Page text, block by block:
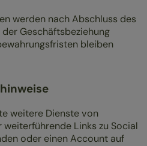
werden nach Abschluss des
Geschäftsbeziehung
bleiben
weitere Dienste von
Links zu Social
oder einen Account auf